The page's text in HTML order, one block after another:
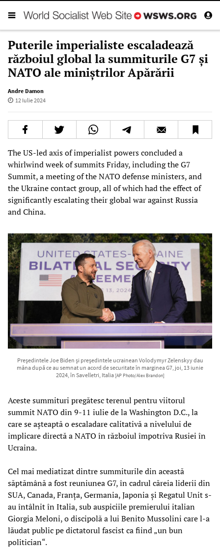
Puterile imperialiste escaladează
războiul global la summiturile G7 și
NATO ale miniștrilor Apărării
Andre Damon
12 Iulie 2024
The US-led axis of imperialist powers concluded a
whirlwind week of summits Friday, including the G7
Summit, a meeting of the NATO defense ministers, and
the Ukraine contact group, all of which had the effect of
significantly escalating their global war against Russia
and China.
Președintele Joe Biden și președintele ucrainean Volodymyr Zelenskyy dau
mâna după ce au semnat un acord de securitate în marginea G7, joi, 13 iunie
2024, în Savelletri, Italia [AP Photo/Alex Brandon]
Aceste summituri pregătesc terenul pentru viitorul
summit NATO din 9-11 iulie de la Washington D.C., la
care se așteaptă o escaladare calitativă a nivelului de
implicare directă a NATO în războiul împotriva Rusiei în
Ucraina.
Cel mai mediatizat dintre summiturile din această
săptămână a fost reuniunea G7, în cadrul căreia liderii din
SUA, Canada, Franța, Germania, Japonia și Regatul Unit s-
au întâlnit în Italia, sub auspiciile premierului italian
Giorgia Meloni, o discipolă a lui Benito Mussolini care l-a
lăudat public pe dictatorul fascist ca fiind „un bun
politician“.